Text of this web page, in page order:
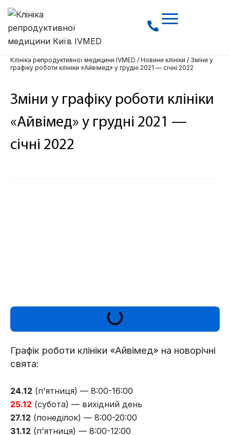
Клініка репродуктивної медицини IVMED / Новини клініки / Зміни у
графіку роботи клініки «Айвімед» у грудні 2021 — січні 2022
Зміни у графіку роботи клініки
«Айвімед» у грудні 2021 —
січні 2022
Графік роботи клініки «Айвімед» на новорічні
свята:
24.12 (п'ятниця) — 8:00-16:00
25.12 (субота) — вихідний день
27.12 (понеділок) — 8:00-20:00
31.12 (п'ятниця) — 8:00-12:00